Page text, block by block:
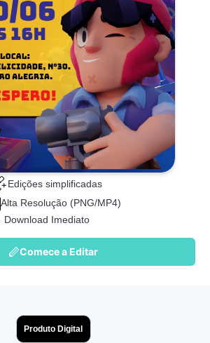
Edições simplificadas
Alta Resolução (PNG/MP4)
Download Imediato
Comece a Editar
Produto Digital